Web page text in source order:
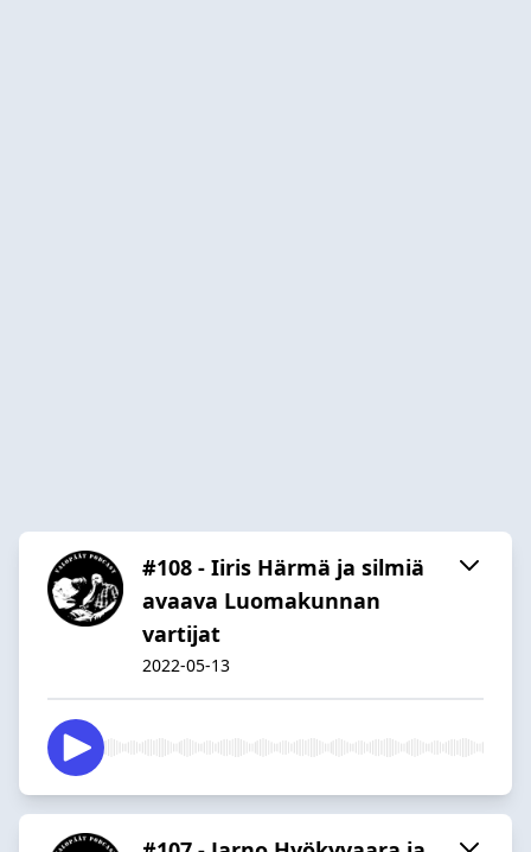
#108 - Iiris Härmä ja silmiä
avaava Luomakunnan
vartijat
2022-05-13